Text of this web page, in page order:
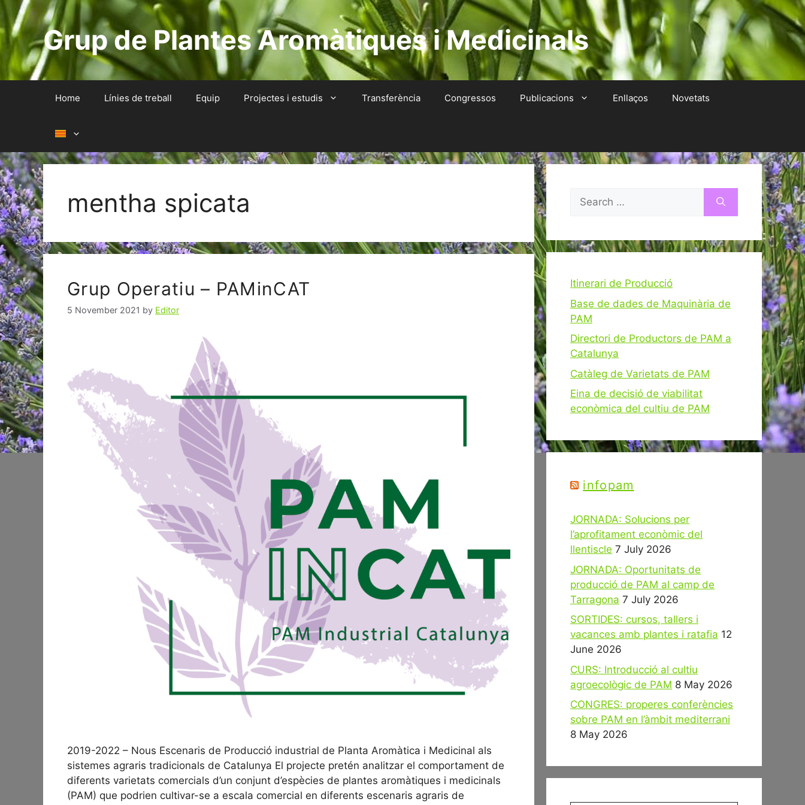
Skip
content
Grup de Plantes Aromàtiques i Medicinals
Home Línies de treball Equip Projectes i estudis Transferència Congressos Publicacions Enllaços Novetats
mentha spicata
Grup Operatiu – PAMinCAT
5 November 2021 by Editor
2019-2022 – Nous Escenaris de Producció industrial de Planta Aromàtica i Medicinal als
sistemes agraris tradicionals de Catalunya El projecte pretén analitzar el comportament de
diferents varietats comercials d’un conjunt d’espècies de plantes aromàtiques i medicinals
(PAM) que podrien cultivar-se a escala comercial en diferents escenaris agraris de
Search
for:
Itinerari de Producció
Base de dades de Maquinària de
PAM
Directori de Productors de PAM a
Catalunya
Catàleg de Varietats de PAM
Eina de decisió de viabilitat
econòmica del cultiu de PAM
infopam
JORNADA: Solucions per
l’aprofitament econòmic del
llentiscle 7 July 2026
JORNADA: Oportunitats de
producció de PAM al camp de
Tarragona 7 July 2026
SORTIDES: cursos, tallers i
vacances amb plantes i ratafia 12
June 2026
CURS: Introducció al cultiu
agroecològic de PAM 8 May 2026
CONGRES: properes conferències
sobre PAM en l’àmbit mediterrani
8 May 2026